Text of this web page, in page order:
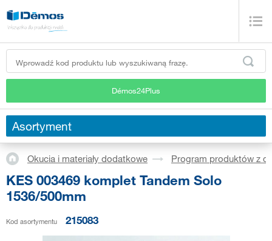
Démos24Plus
Asortyment
Okucia i materiały dodatkowe Program produktów z
KES 003469 komplet Tandem Solo
1536/500mm
Kod asortymentu 215083